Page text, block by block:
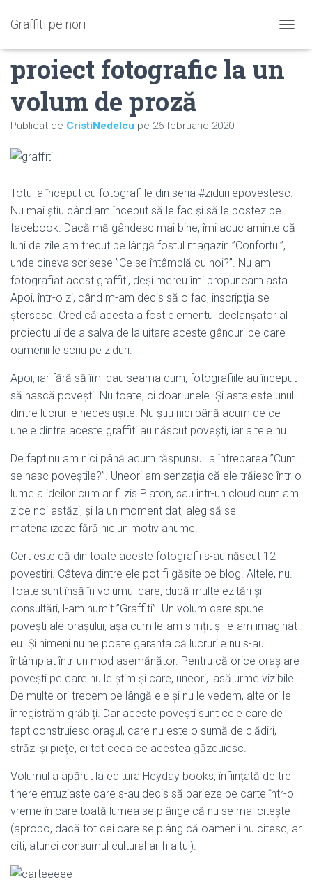
Graffiti pe nori
O
R
Graffiti – de la un
proiect fotografic la un
volum de proză
Publicat de CristiNedelcu pe 26 februarie 2020
Totul a început cu fotografiile din seria #zidurilepovestesc.
Nu mai știu când am început să le fac și să le postez pe
facebook. Dacă mă gândesc mai bine, îmi aduc aminte că
luni de zile am trecut pe lângă fostul magazin ”Confortul”,
unde cineva scrisese ”Ce se întâmplă cu noi?”. Nu am
fotografiat acest graffiti, deși mereu îmi propuneam asta.
Apoi, într-o zi, când m-am decis să o fac, inscripția se
ștersese. Cred că acesta a fost elementul declanșator al
proiectului de a salva de la uitare aceste gânduri pe care
oamenii le scriu pe ziduri.
Apoi, iar fără să îmi dau seama cum, fotografiile au început
să nască povești. Nu toate, ci doar unele. Și asta este unul
dintre lucrurile nedeslușite. Nu știu nici până acum de ce
unele dintre aceste graffiti au născut povești, iar altele nu.
De fapt nu am nici până acum răspunsul la întrebarea ”Cum
se nasc poveștile?”. Uneori am senzația că ele trăiesc într-o
lume a ideilor cum ar fi zis Platon, sau într-un cloud cum am
zice noi astăzi, și la un moment dat, aleg să se
materializeze fără niciun motiv anume.
Cert este că din toate aceste fotografii s-au născut 12
povestiri. Câteva dintre ele pot fi găsite pe blog. Altele, nu.
Toate sunt însă în volumul care, după multe ezitări și
consultări, l-am numit ”Graffiti”. Un volum care spune
povești ale orașului, așa cum le-am simțit și le-am imaginat
eu. Și nimeni nu ne poate garanta că lucrurile nu s-au
întâmplat într-un mod asemănător. Pentru că orice oraș are
povești pe care nu le știm și care, uneori, lasă urme vizibile.
De multe ori trecem pe lângă ele și nu le vedem, alte ori le
înregistrăm grăbiți. Dar aceste povești sunt cele care de
fapt construiesc orașul, care nu este o sumă de clădiri,
străzi și piețe, ci tot ceea ce acestea găzduiesc.
Volumul a apărut la editura Heyday books, înființată de trei
tinere entuziaste care s-au decis să parieze pe carte într-o
vreme în care toată lumea se plânge că nu se mai citește
(apropo, dacă tot cei care se plâng că oamenii nu citesc, ar
citi, atunci consumul cultural ar fi altul).